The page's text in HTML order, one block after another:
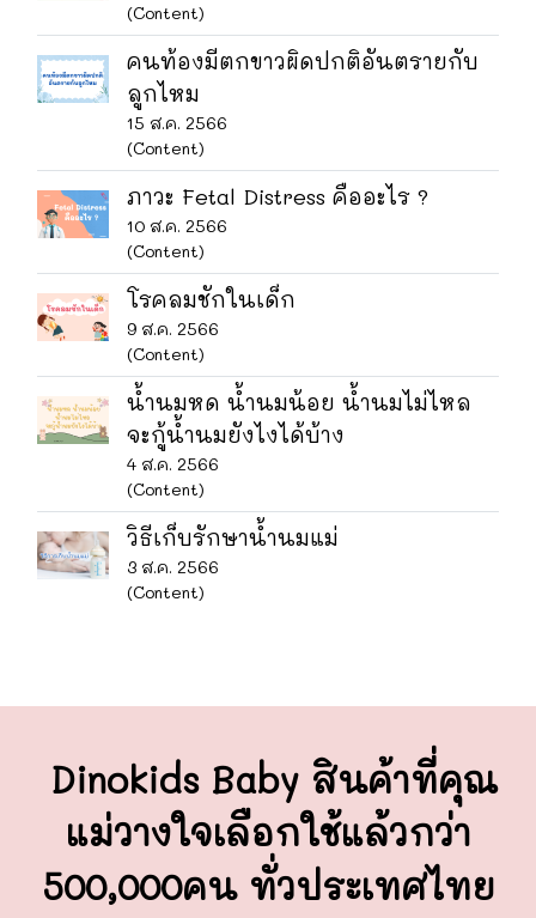
(Content)
คนท้องมีตกขาวผิดปกติอันตรายกับ
ลูกไหม
15 ส.ค. 2566
(Content)
ภาวะ Fetal Distress คืออะไร ?
10 ส.ค. 2566
(Content)
โรคลมชักในเด็ก
9 ส.ค. 2566
(Content)
น้ำนมหด น้ำนมน้อย น้ำนมไม่ไหล
จะกู้น้ำนมยังไงได้บ้าง
4 ส.ค. 2566
(Content)
วิธีเก็บรักษาน้ำนมแม่
3 ส.ค. 2566
(Content)
Dinokids Baby สินค้าที่คุณ
แม่วางใจเลือกใช้แล้วกว่า
500,000คน ทั่วประเทศไทย